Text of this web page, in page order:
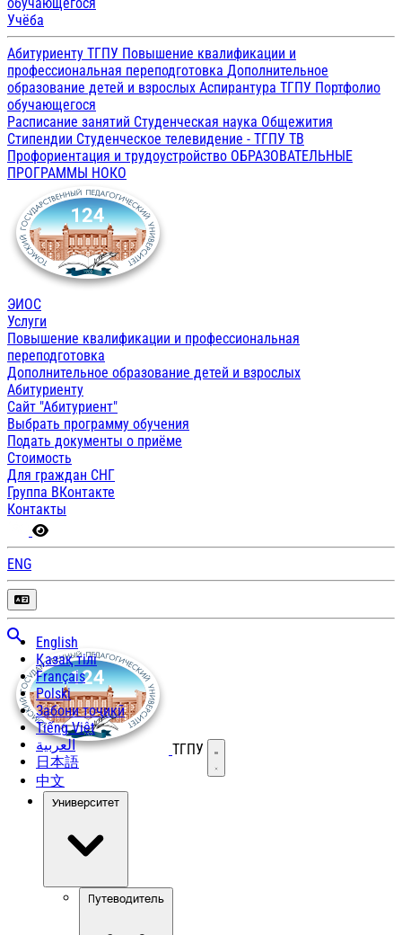
Учёба
Абитуриенту ТГПУ Повышение квалификации и
профессиональная переподготовка Дополнительное
образование детей и взрослых Аспирантура ТГПУ Портфолио
обучающегося
Расписание занятий Студенческая наука Общежития
Стипендии Студенческое телевидение - ТГПУ ТВ
Профориентация и трудоустройство ОБРАЗОВАТЕЛЬНЫЕ
ПРОГРАММЫ НОКО
ЭИОС
Услуги
Повышение квалификации и профессиональная
переподготовка
Дополнительное образование детей и взрослых
Абитуриенту
Сайт "Абитуриент"
Выбрать программу обучения
Подать документы о приёме
Стоимость
Для граждан СНГ
Группа ВКонтакте
Контакты
ENG
English
Қазақ тілі
Français
Polski
Забони тоҷикӣ
Tiếng Việt
العربية
日本語
中文
ТГПУ Открыть меню
Университет
Путеводитель